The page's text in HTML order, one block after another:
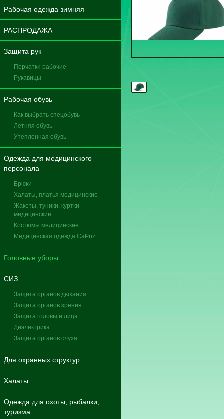
Рабочая одежда зимняя
РАСПРОДАЖА
Защита рук
Перчатки рабочие
Рукавицы
Рабочая обувь
Как выбрать спецобувь
Летняя обувь
Утепленная обувь
Одежда для медицинского
персонала
Брюки
Халаты, платья медицинские
Жакеты, туники, куртки
медицинские
Костюмы медицинские
Медицинская одежда CaPriz
Головные уборы
СИЗ
Защита органов дыхания
Защита органов зрения
Защита головы и лица
Диэлектрика
Защита органов слуха
Для охранных структур
Халаты
Одежда для охоты, рыбалки,
туризма